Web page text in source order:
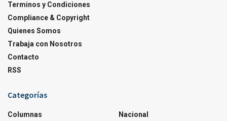
Terminos y Condiciones
Compliance & Copyright
Quienes Somos
Trabaja con Nosotros
Contacto
RSS
Categorías
Columnas
Nacional